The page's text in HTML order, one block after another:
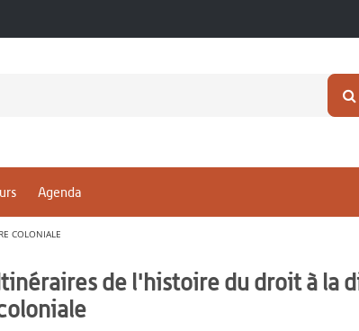
Agenda
COLONIALE
de l'histoire du droit à la